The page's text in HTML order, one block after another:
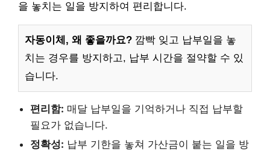
을 놓치는 일을 방지하여 편리합니다.
자동이체, 왜 좋을까요? 깜빡 잊고 납부일을 놓
치는 경우를 방지하고, 납부 시간을 절약할 수 있
습니다.
편리함: 매달 납부일을 기억하거나 직접 납부할
필요가 없습니다.
정확성: 납부 기한을 놓쳐 가산금이 붙는 일을 방